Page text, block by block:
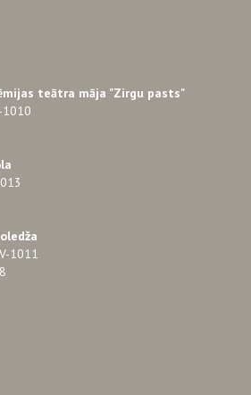
teātra māja "Zirgu pasts"
1010
1011